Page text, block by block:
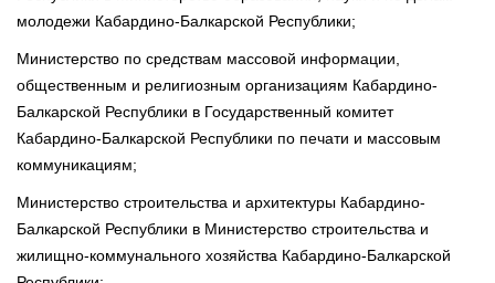
молодежи Кабардино-Балкарской Республики;
Министерство по средствам массовой информации,
общественным и религиозным организациям Кабардино-
Балкарской Республики в Государственный комитет
Кабардино-Балкарской Республики по печати и массовым
коммуникациям;
Министерство строительства и архитектуры Кабардино-
Балкарской Республики в Министерство строительства и
жилищно-коммунального хозяйства Кабардино-Балкарской